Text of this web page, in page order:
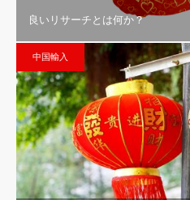
良いリサーチとは何か？
中国輸入